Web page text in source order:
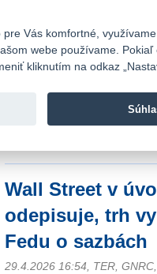
Fio banka
Wall Street v
odepisuje, trh
Fedu o sazbách
29.4.2026 16:54, TER,
Vás komfortné,
webe používame.
kliknutím na odkaz